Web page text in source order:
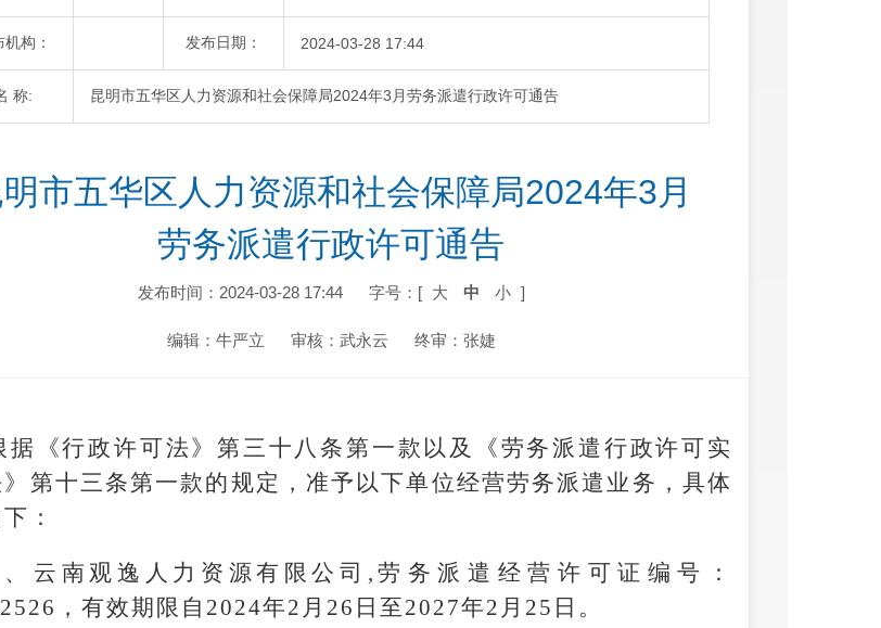
机构： 发布日期： 2024-03-28 17:44
称: 昆明市五华区人力资源和社会保障局2024年3月劳务派遣行政许可通告
市五华区人力资源和社会保障局2024年3月
劳务派遣行政许可通告
发布时间：2024-03-28 17:44 字号：[ 大 中 小 ]
编辑：牛严立 审核：武永云 终审：张婕
据《行政许可法》第三十八条第一款以及《劳务派遣行政许可实
第十三条第一款的规定，准予以下单位经营劳务派遣业务，具体
：
、 云南观逸人力资源有限公司 , 劳务派遣经营许可证编号：
，有效期限自2024年2月26日至2027年2月25日。